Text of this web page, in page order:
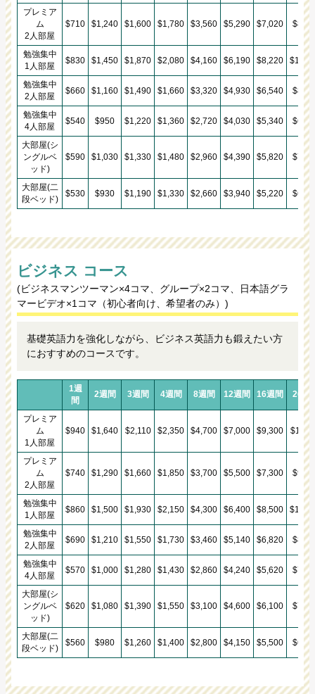
プレミア
ム
2人部屋
$710 $1,240 $1,600 $1,780 $3,560 $5,290 $7,020
勉強集中
1人部屋
$830 $1,450 $1,870 $2,080 $4,160 $6,190 $8,220
勉強集中
2人部屋
$660 $1,160 $1,490 $1,660 $3,320 $4,930 $6,540
勉強集中
4人部屋
$540 $950 $1,220 $1,360 $2,720 $4,030 $5,340
大部屋(シ
ングルベ
ッド)
$590 $1,030 $1,330 $1,480 $2,960 $4,390 $5,820
大部屋(二
段ベッド)
$530 $930 $1,190 $1,330 $2,660 $3,940 $5,220
ビジネス コース
(ビジネスマンツーマン×4コマ、グループ×2コマ、日本語グラ
マービデオ×1コマ（初心者向け、希望者のみ）)
基礎英語力を強化しながら、ビジネス英語力も鍛えたい方
におすすめのコースです。
1週
間
2週間 3週間 4週間 8週間 12週間 16週間 20週
プレミア
ム
1人部屋
$940 $1,640 $2,110 $2,350 $4,700 $7,000 $9,300
プレミア
ム
2人部屋
$740 $1,290 $1,660 $1,850 $3,700 $5,500 $7,300
勉強集中
1人部屋
$860 $1,500 $1,930 $2,150 $4,300 $6,400 $8,500
勉強集中
2人部屋
$690 $1,210 $1,550 $1,730 $3,460 $5,140 $6,820
勉強集中
4人部屋
$570 $1,000 $1,280 $1,430 $2,860 $4,240 $5,620
大部屋(シ
ングルベ
ッド)
$620 $1,080 $1,390 $1,550 $3,100 $4,600 $6,100
大部屋(二
段ベッド)
$560 $980 $1,260 $1,400 $2,800 $4,150 $5,500